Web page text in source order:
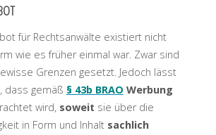
für Rechtsanwälte existiert nicht
wie es früher einmal war. Zwar sind
Grenzen gesetzt. Jedoch lässt
dass gemäß § 43b BRAO Werbung
wird, soweit sie über die
in Form und Inhalt sachlich